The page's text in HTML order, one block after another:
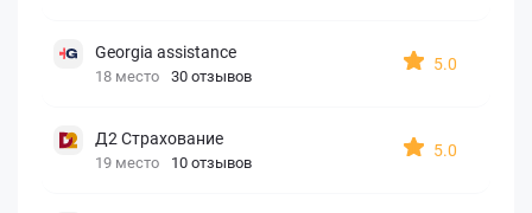
Georgia assistance
18 место 30 отзывов
5.0
Д2 Страхование
19 место 10 отзывов
5.0